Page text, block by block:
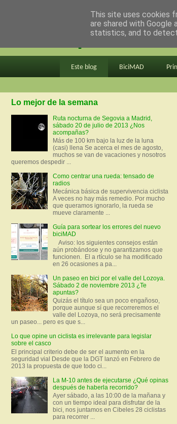
en bici por
Este blog BiciMAD
Lo mejor de la semana
Ruta nocturna de Segovia a Madrid,
sábado 20 de julio de 2013 ¿Nos
acompañas?
Más de 100 km bajo la luz de la luna
(casi) llena Se acerca el mes de agosto,
muchos se van de vacaciones y nosotros
queremos despedir ...
Como centrar una rueda: tensado de
radios
Mecánica básica de supervivencia ciclista
A veces no hay más remedio. Por mucho
que queramos ignorarlo, la rueda se
mueve claramente ...
Guía para sortear los errores del nuevo
biciMAD
Aviso: los siguientes consejos están
aún probándose y no garantizamos que
funcionen. El a rtículo se ha modificado
en 26 ocasiones a pa...
Un paseo en bici por el valle del Lozoya.
Sábado 2 de noviembre 2013 ¿Te
apuntas?
Quizás el título sea un poco engañoso,
porque aunque sí que recorreremos el
valle del Lozoya, no será precisamente
un paseo... pero es que s...
Lo que opine un ciclista es irrelevante para legislar
sobre el casco
El principal criterio debe de ser el aumento en la
seguridad vial Desde que la DGT lanzó en Febrero de
2013 la propuesta de que todo ci...
La M-10 antes de ejecutarse ¿Qué opinas
después de haberla recorrido?
Ayer sábado, a las 10:00 de la mañana y
con un tiempo ideal para disfrutar de la
bici, nos juntamos en Cibeles 28 ciclistas
para recorrer ...
This site uses cookies
are shared with
statistics, and to detect